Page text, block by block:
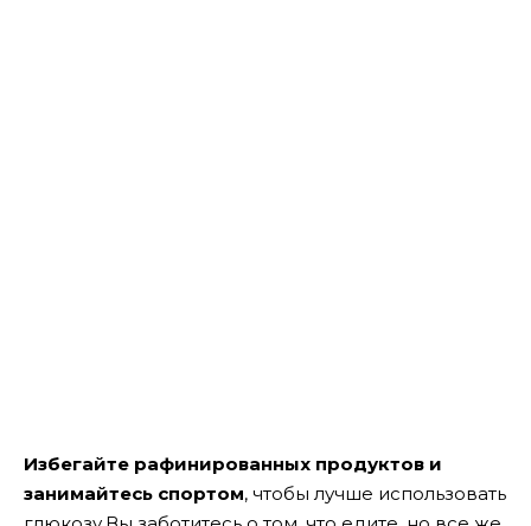
Избегайте рафинированных продуктов и
занимайтесь спортом, чтобы лучше использовать